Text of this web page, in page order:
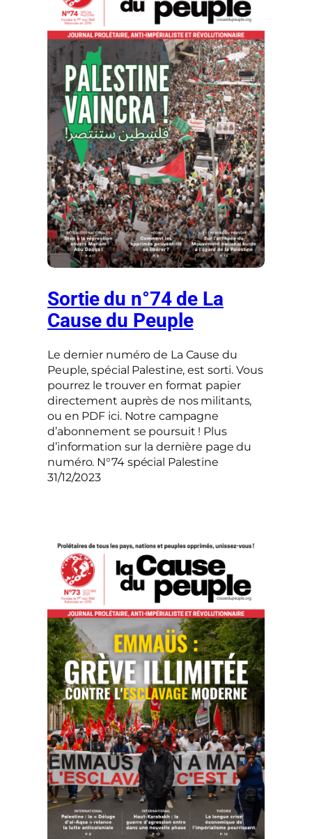
Sortie du n°74 de La
Cause du Peuple
Le dernier numéro de La Cause du
Peuple, spécial Palestine, est sorti. Vous
pourrez le trouver en format papier
directement auprès de nos militants,
ou en PDF ici. Notre campagne
d’abonnement se poursuit ! Plus
d’information sur la dernière page du
numéro. N°74 spécial Palestine
31/12/2023